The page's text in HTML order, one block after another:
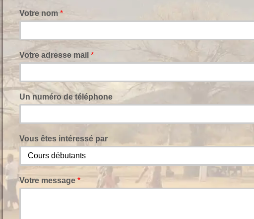
Votre nom*
Votre adresse mail *
Un numéro de téléphone
Vous êtes intéressé par
Votre message *